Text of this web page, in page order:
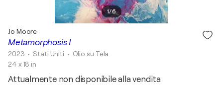
1/6
Metamorphosis I
Jo Moore
2023 • Stati Uniti • Olio su Tela
24 x 18 in
Attualmente non disponibile alla vendita